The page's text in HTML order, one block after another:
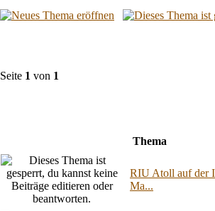
Seite 1 von 1
Thema
RIU Atoll auf der
Ma...